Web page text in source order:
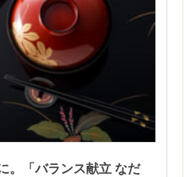
。「バランス献立 なだ